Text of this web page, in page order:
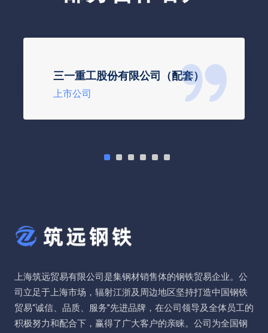
三一重工股份有限公司（配套）
上市公司
上海筑远贸易有限公司是集钢材销售体的钢铁贸易企业。公
司立足于上海市场，辐射江浙及周边地区坚持打造中国钢铁
贸易“诚信、品质、服务”先进品牌，在公司领导及全体员工的
积极努力和配合下，赢得了广大客户的亲睐。公司为全国钢